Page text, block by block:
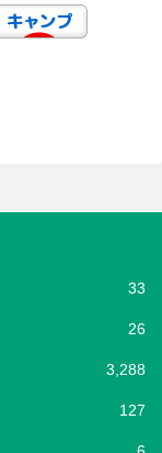
33
26
3,288
127